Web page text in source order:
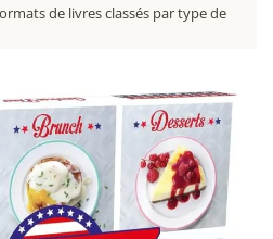
de livres classés par type de